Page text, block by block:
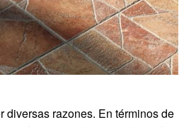
diversas razones. En términos de